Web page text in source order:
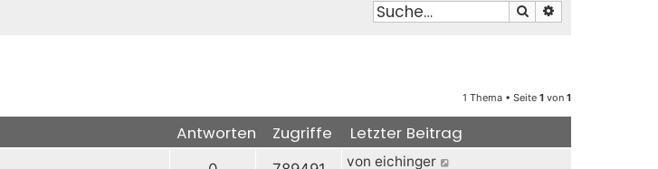
Suche
1 Thema • Seite 1 von 1
Antworten Zugriffe Letzter Beitrag
von eichinger